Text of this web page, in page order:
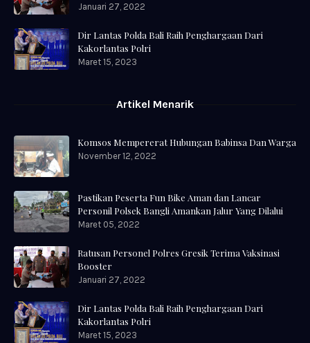
Januari 27, 2022
Dir Lantas Polda Bali Raih Penghargaan Dari
Kakorlantas Polri
Maret 15, 2023
Artikel Menarik
Komsos Mempererat Hubungan Babinsa Dan Warga
November 12, 2022
Pastikan Peserta Fun Bike Aman dan Lancar
Personil Polsek Bangli Amankan Jalur Yang Dilalui
Maret 05, 2022
Ratusan Personel Polres Gresik Terima Vaksinasi
Booster
Januari 27, 2022
Dir Lantas Polda Bali Raih Penghargaan Dari
Kakorlantas Polri
Maret 15, 2023